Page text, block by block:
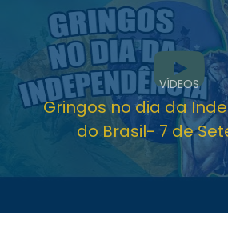
VÍDEOS
Gringos no dia da
do Brasil- 7 de